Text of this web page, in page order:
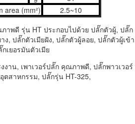
area (mm²)
2.5~10
ภาพดี รุ่น HT ประกอบไปด้วย ปลั๊กตัวผู้, ปลั๊ก
ง, ปลั๊กตัวเมียฝัง, ปลั๊กตัวผู้ลอย, ปลั๊กตัวผู้เข้า
เยอรมันตัวเมีย
งาน, เพาเวอร์ปลั๊ก คุณภาพดี, ปลั๊กพาวเวอร์
ตสาหกรรม, ปลั๊กรุ่น HT-325,